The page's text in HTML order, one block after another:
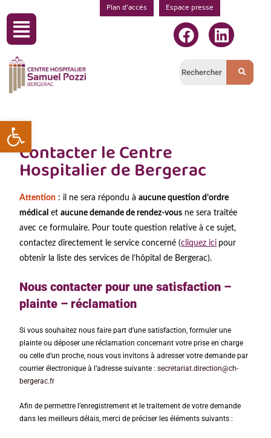
Ouvrir la barre d’outils
Plan d’accés Espace presse
Contacter le Centre
Hospitalier de Bergerac
Attention : il ne sera répondu àaucune question d’ordre
médical etaucune demande de rendez-vous ne sera traitée
avec ce formulaire. Pour toute question relative à ce sujet,
contactez directement le service concerné (cliquez ici pour
obtenir la liste des services de l’hôpital de Bergerac).
Nous contacter pour une satisfaction –
plainte – réclamation
Si vous souhaitez nous faire part d’une satisfaction, formuler une
plainte ou déposer une réclamation concernant votre prise en charge
ou celle d’un proche, nous vous invitons à adresser votre demande par
courrier électronique à l’adresse suivante :secretariat.direction@ch-
bergerac.fr
Afin de permettre l’enregistrement et le traitement de votre demande
dans les meilleurs délais, merci de préciser les éléments suivants :